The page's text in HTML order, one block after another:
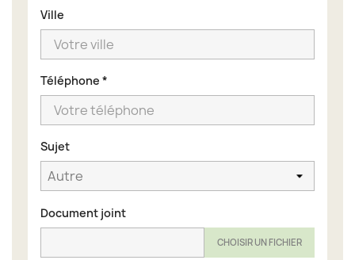
Ville
Téléphone *
Sujet
Document joint
CHOISIR UN FICHIER